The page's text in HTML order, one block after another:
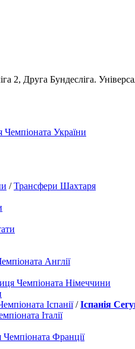
2, Друга Бундесліга.
Чемпіоната України
/Трансфери Шахтаря
Англії
Чемпіоната Німеччини
Іспанії/Іспанія
Італії
Франції